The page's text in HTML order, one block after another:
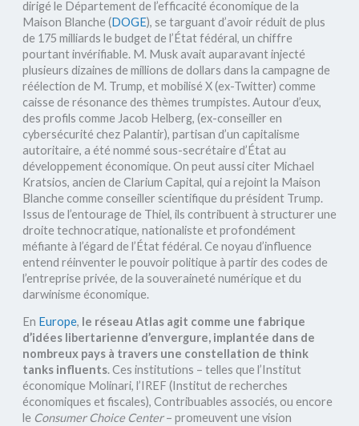
dirigé le Département de l’efficacité économique de la
Maison Blanche (DOGE), se targuant d’avoir réduit de plus
de 175 milliards le budget de l’État fédéral, un chiffre
pourtant invérifiable. M. Musk avait auparavant injecté
plusieurs dizaines de millions de dollars dans la campagne de
réélection de M. Trump, et mobilisé X (ex-Twitter) comme
caisse de résonance des thèmes trumpistes. Autour d’eux,
des profils comme Jacob Helberg, (ex-conseiller en
cybersécurité chez Palantir), partisan d’un capitalisme
autoritaire, a été nommé sous-secrétaire d’État au
développement économique. On peut aussi citer Michael
Kratsios, ancien de Clarium Capital, qui a rejoint la Maison
Blanche comme conseiller scientifique du président Trump.
Issus de l’entourage de Thiel, ils contribuent à structurer une
droite technocratique, nationaliste et profondément
méfiante à l’égard de l’État fédéral. Ce noyau d’influence
entend réinventer le pouvoir politique à partir des codes de
l’entreprise privée, de la souveraineté numérique et du
darwinisme économique.
En Europe, le réseau Atlas agit comme une fabrique
d’idées libertarienne d’envergure, implantée dans de
nombreux pays à travers une constellation de think
tanks influents. Ces institutions – telles que l’Institut
économique Molinari, l’IREF (Institut de recherches
économiques et fiscales), Contribuables associés, ou encore
le Consumer Choice Center– promeuvent une vision